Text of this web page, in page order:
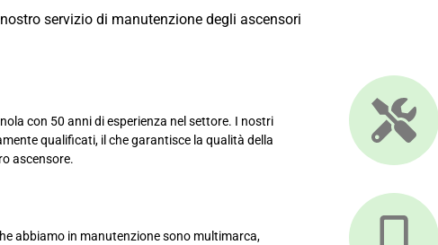
servizio di manutenzione degli ascensori
con 50 anni di esperienza nel settore. I nostri
qualificati, il che garantisce la qualità della
ascensore.
abbiamo in manutenzione sono multimarca,